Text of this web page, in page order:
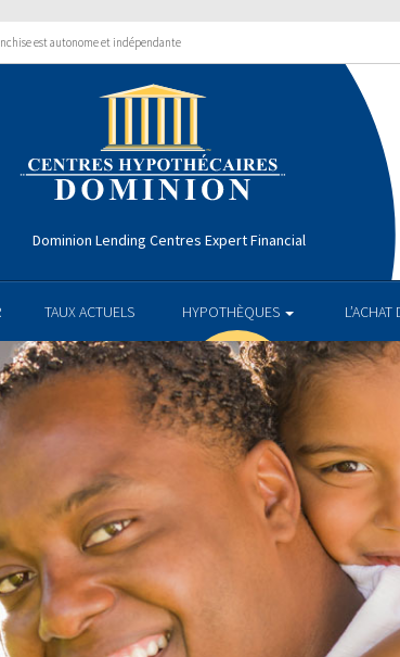
est autonome et indépendante
Dominion Lending Centres Expert Financial
TAUX ACTUELS HYPOTHÈQUES